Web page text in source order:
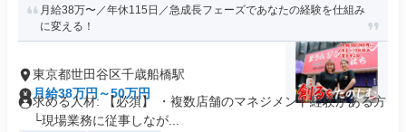
月給38万〜／年休115日／急成長フェーズであなたの経験を仕組み
に変える！
東京都世田谷区千歳船橋駅
月給38万円～50万円
求める人材: 【必須】 ・複数店舗のマネジメント経験がある方
└現場業務に従事しなが...